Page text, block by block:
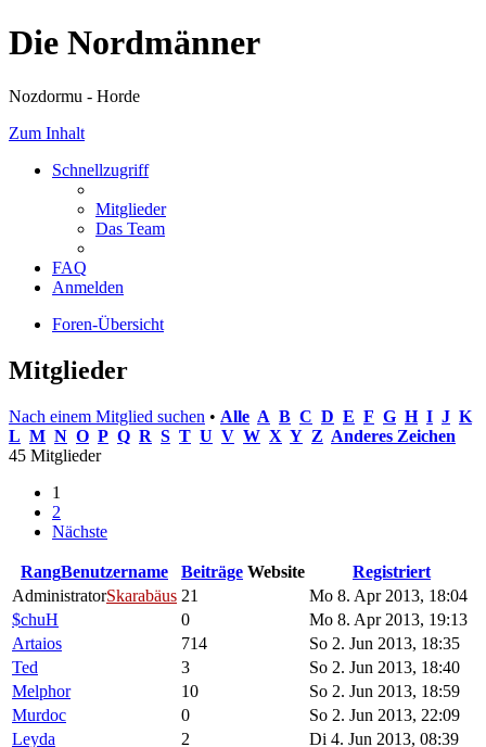
Die Nordmänner
Nozdormu - Horde
Zum Inhalt
Schnellzugriff
Mitglieder
Das Team
FAQ
Anmelden
Foren-Übersicht
Mitglieder
Nach einem Mitglied suchen • Alle A B C D E F G H I J K
L M N O P Q R S T U V W X Y Z Anderes Zeichen
45 Mitglieder
1
2
Nächste
RangBenutzername Beiträge Website
Registriert
AdministratorSkarabäus 21
Mo 8. Apr 2013, 18:04
$chuH
0
Mo 8. Apr 2013, 19:13
Artaios
714
So 2. Jun 2013, 18:35
Ted
3
So 2. Jun 2013, 18:40
Melphor
10
So 2. Jun 2013, 18:59
Murdoc
0
So 2. Jun 2013, 22:09
Leyda
2
Di 4. Jun 2013, 08:39